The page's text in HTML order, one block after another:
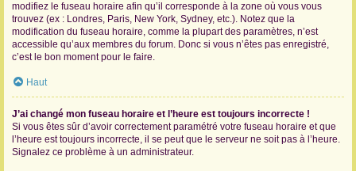
modifiez le fuseau horaire afin qu’il corresponde à la zone où vous vous
trouvez (ex : Londres, Paris, New York, Sydney, etc.). Notez que la
modification du fuseau horaire, comme la plupart des paramètres, n’est
accessible qu’aux membres du forum. Donc si vous n’êtes pas enregistré,
c’est le bon moment pour le faire.
Haut
J’ai changé mon fuseau horaire et l’heure est toujours incorrecte !
Si vous êtes sûr d’avoir correctement paramétré votre fuseau horaire et que
l’heure est toujours incorrecte, il se peut que le serveur ne soit pas à l’heure.
Signalez ce problème à un administrateur.